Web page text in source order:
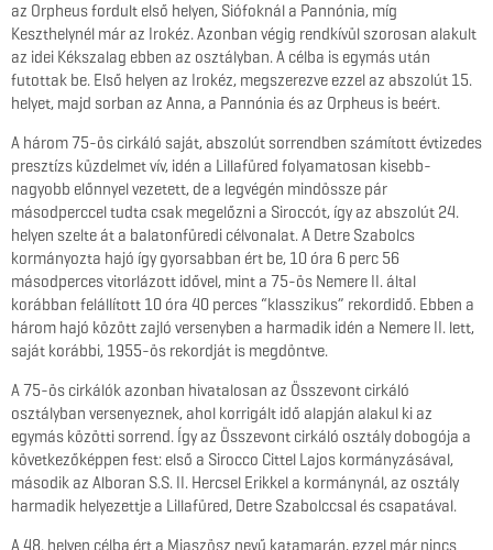
az Orpheus fordult első helyen, Siófoknál a Pannónia, míg
Keszthelynél már az Irokéz. Azonban végig rendkívül szorosan alakult
az idei Kékszalag ebben az osztályban. A célba is egymás után
futottak be. Első helyen az Irokéz, megszerezve ezzel az abszolút 15.
helyet, majd sorban az Anna, a Pannónia és az Orpheus is beért.
A három 75-ös cirkáló saját, abszolút sorrendben számított évtizedes
presztízs küzdelmet vív, idén a Lillafüred folyamatosan kisebb-
nagyobb előnnyel vezetett, de a legvégén mindössze pár
másodperccel tudta csak megelőzni a Siroccót, így az abszolút 24.
helyen szelte át a balatonfüredi célvonalat. A Detre Szabolcs
kormányozta hajó így gyorsabban ért be, 10 óra 6 perc 56
másodperces vitorlázott idővel, mint a 75-ös Nemere II. által
korábban felállított 10 óra 40 perces “klasszikus” rekordidő. Ebben a
három hajó között zajló versenyben a harmadik idén a Nemere II. lett,
saját korábbi, 1955-ös rekordját is megdöntve.
A 75-ös cirkálók azonban hivatalosan az Összevont cirkáló
osztályban versenyeznek, ahol korrigált idő alapján alakul ki az
egymás közötti sorrend. Így az Összevont cirkáló osztály dobogója a
következőképpen fest: első a Sirocco Cittel Lajos kormányzásával,
második az Alboran S.S. II. Hercsel Erikkel a kormánynál, az osztály
harmadik helyezettje a Lillafüred, Detre Szabolccsal és csapatával.
A 48. helyen célba ért a Miaszösz nevű katamarán, ezzel már nincs